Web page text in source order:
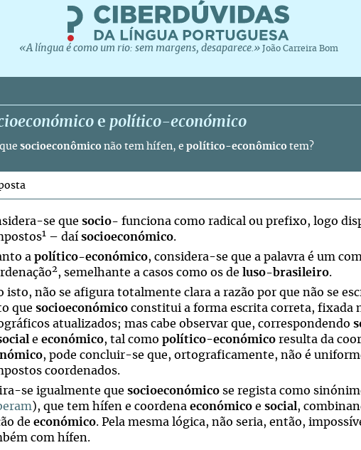
«A língua é como um rio: sem margens, desaparece.» João Carreira Bom
e político-económico
socioeconômico não tem hífen, e político-econômico tem?
se que socio- funciona como radical ou prefixo, logo
1 – daí socioeconómico.
a político-económico, considera-se que a palavra é um
2, semelhante a casos como os de luso-brasileiro.
isto, não se afigura totalmente clara a razão por que não se
que socioeconómico constitui a forma escrita correta, fixada
atualizados; mas cabe observar que, correspondendo
e económico, tal como político-económico resulta da
, pode concluir-se que, ortograficamente, não é
coordenados.
se igualmente que socioeconómico se regista como
), que tem hífen e coordena económico e social ,
de económico. Pela mesma lógica, não seria, então,
com hífen.